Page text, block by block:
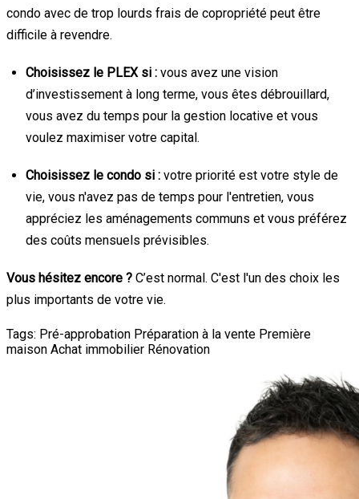
condo avec de trop lourds frais de copropriété peut être
difficile à revendre.
Choisissez le PLEX si : vous avez une vision
d’investissement à long terme, vous êtes débrouillard,
vous avez du temps pour la gestion locative et vous
voulez maximiser votre capital.
Choisissez le condo si : votre priorité est votre style de
vie, vous n'avez pas de temps pour l'entretien, vous
appréciez les aménagements communs et vous préférez
des coûts mensuels prévisibles.
Vous hésitez encore ? C’est normal. C'est l'un des choix les
plus importants de votre vie.
Tags: Pré-approbation Préparation à la vente Première
maison Achat immobilier Rénovation